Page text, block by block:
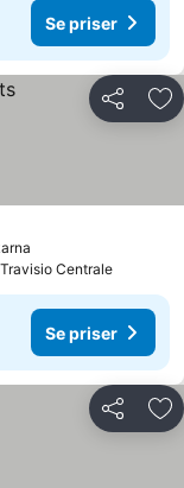
Se priser
Dela
Centrale
Se priser
Dela